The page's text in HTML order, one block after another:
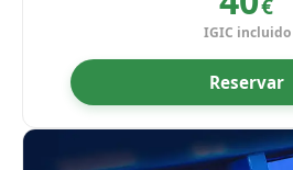
IGIC incluido
Reservar